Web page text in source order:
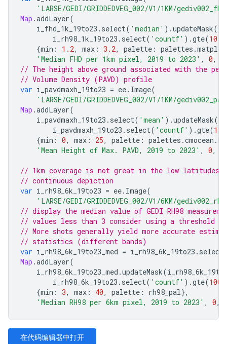
'LARSE/GEDI/GRIDDEDVEG_002/V1/1KM/
Map .addLayer(
i_fhd_1k_19to23 . select( 'median' ).updateMask(
i_rh98_1k_19to23 . select( 'countf' ).gte(10
{min : 1.2, max : 3.2, palette : palettes .
'Median FHD per 1km pixel, 2019 to 2023' , 0,
// The height above ground associated with the
// Volume Density (PAVD) profile
var i_pavdmaxh_19to23 = ee. Image(
'LARSE/GEDI/GRIDDEDVEG_002/V1/1KM/
Map .addLayer(
i_pavdmaxh_19to23 . select( 'mean' ).updateMask(
i_pavdmaxh_19to23 . select( 'countf' ).gte(10
{min : 0, max : 25, palette : palettes .cmocean .
'Mean Height of Max. PAVD, 2019 to 2023' , 0,
// 1km coverage is not great in the low latitudes,
// continuous depiction
var i_rh98_6k_19to23 = ee. Image(
'LARSE/GEDI/GRIDDEDVEG_002/V1/6KM/
// display the median value of GEDI RH98
// values less than 3 consider using a threshold
// More shots generally yield more accurate
// statistics (different bands)
var i_rh98_6k_19to23_med = i_rh98_6k_19to23 . select
Map .addLayer(
i_rh98_6k_19to23_med .updateMask(
i_rh98_6k_19to23 . select( 'countf' ).gte(100
{min : 3, max : 40, palette : rh98_pal},
'Median RH98 per 6km pixel, 2019 to 2023' , 0,
在代码编辑器中打开